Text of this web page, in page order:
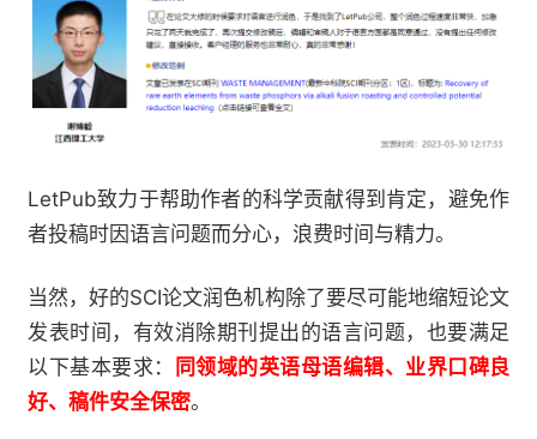
LetPub致力于帮助作者的科学贡献得到肯定，避免作
者投稿时因语言问题而分心，浪费时间与精力。
当然，好的SCI论文润色机构除了要尽可能地缩短论文
发表时间，有效消除期刊提出的语言问题，也要满足
以下基本要求：
同领域的英语母语编辑、业界口碑良
好、稿件安全保密。